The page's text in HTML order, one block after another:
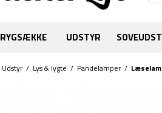
RYGSÆKKE UDSTYR
Udstyr/ Lys & lygte / Pandelamper/